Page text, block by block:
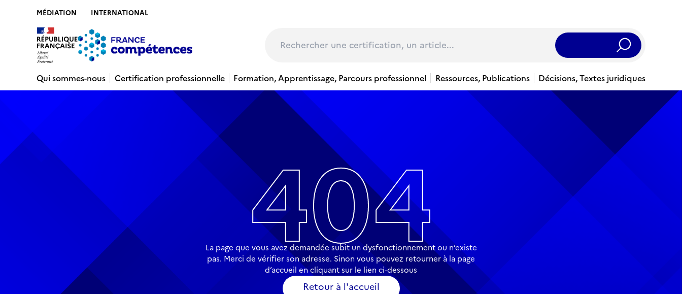
MÉDIATION INTERNATIONAL
Rechercher
Qui sommes-nous
Certification professionnelle Formation, Apprentissage, Parcours professionnel Ressources, Publications Décisions, Textes juridiques
404
La page que vous avez demandée subit un dysfonctionnement ou n’existe
pas. Merci de vérifier son adresse. Sinon vous pouvez retourner à la page
d’accueil en cliquant sur le lien ci-dessous
Retour à l'accueil